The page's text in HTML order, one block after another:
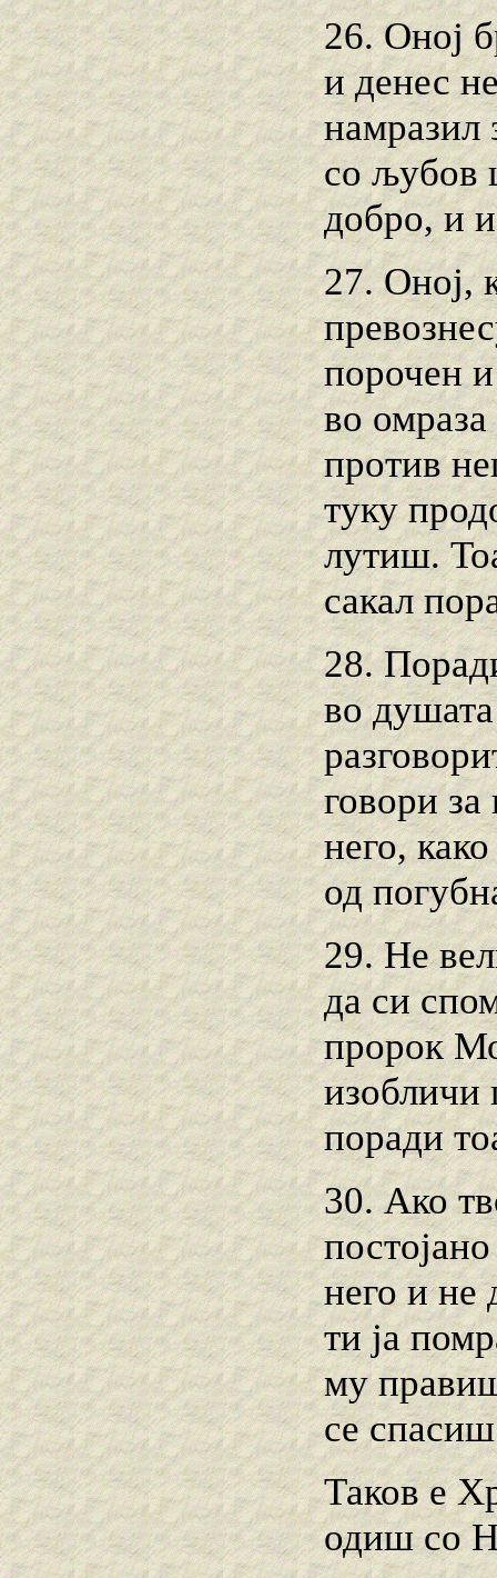
26. Оној
и денес
намразил
со љубов
добро, и
27. Оној,
порочен
во омраза
против
туку
лутиш.
сакал
28.
во душата
говори
него,
од
29. Не
да си
пророк
изобличи
поради
30. Ако
него и не
ти ја
му
се
Таков е
одиш со